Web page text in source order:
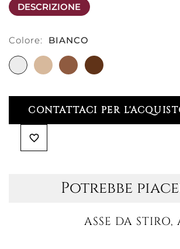
DESCRIZIONE
Colore: BIANCO
BIANCOLEGNO
NATURALE
MARRONE
NOCE
MARRONE
CANALETTO
CONTATTACI PER
favorite_border
Potrebbe
ASSE DA STIRO,